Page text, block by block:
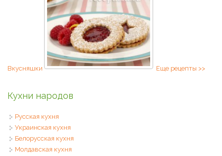
Вкусняшки Еще рецепты >>
Кухни народов
Русская кухня
Украинская кухня
Белорусская кухня
Молдавская кухня